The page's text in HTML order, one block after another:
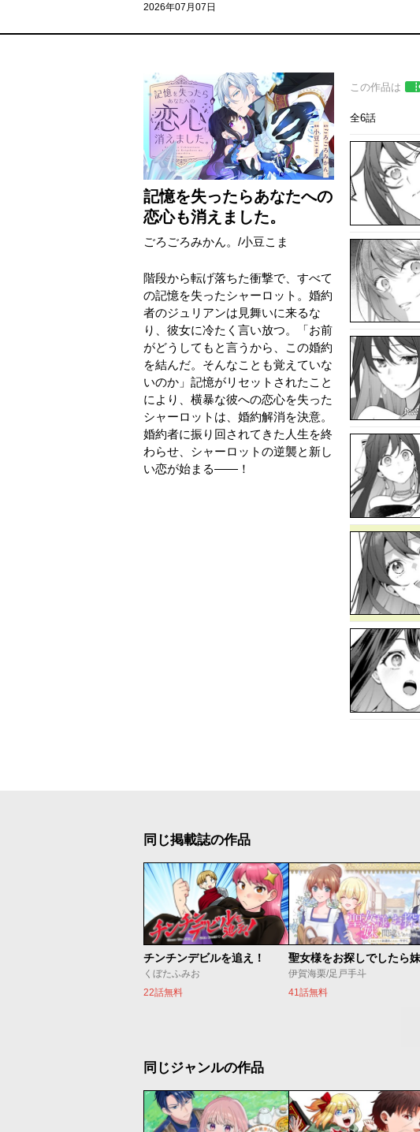
2026年07月07日
記憶を失ったらあなたへの
恋心も消えました。
ごろごろみかん。 /小豆こま
階段から転げ落ちた衝撃で、すべて
の記憶を失ったシャーロット。婚約
者のジュリアンは見舞いに来るな
り、彼女に冷たく言い放つ。「お前
がどうしてもと言うから、この婚約
を結んだ。そんなことも覚えていな
いのか」記憶がリセットされたこと
により、横暴な彼への恋心を失った
シャーロットは、婚約解消を決意。
婚約者に振り回されてきた人生を終
わらせ、シャーロットの逆襲と新し
い恋が始まる――！
この作品は
全6話
同じ掲載誌の作品
チンチンデビルを追え！
くぼたふみお
22話無料
伊賀海栗/足戸手斗
41話無料
同じジャンルの作品